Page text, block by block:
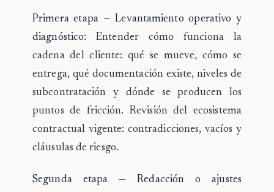
Primera etapa — Levantamiento operativo y
diagnóstico: Entender cómo funciona la
cadena del cliente: qué se mueve, cómo se
entrega, qué documentación existe, niveles de
subcontratación y dónde se producen los
puntos de fricción. Revisión del ecosistema
contractual vigente: contradicciones, vacíos y
cláusulas de riesgo.
Segunda etapa — Redacción o ajustes